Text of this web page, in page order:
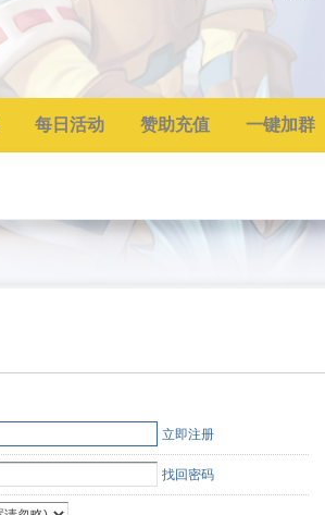
每日活动 赞助充值 一键加群
立即注册
找回密码